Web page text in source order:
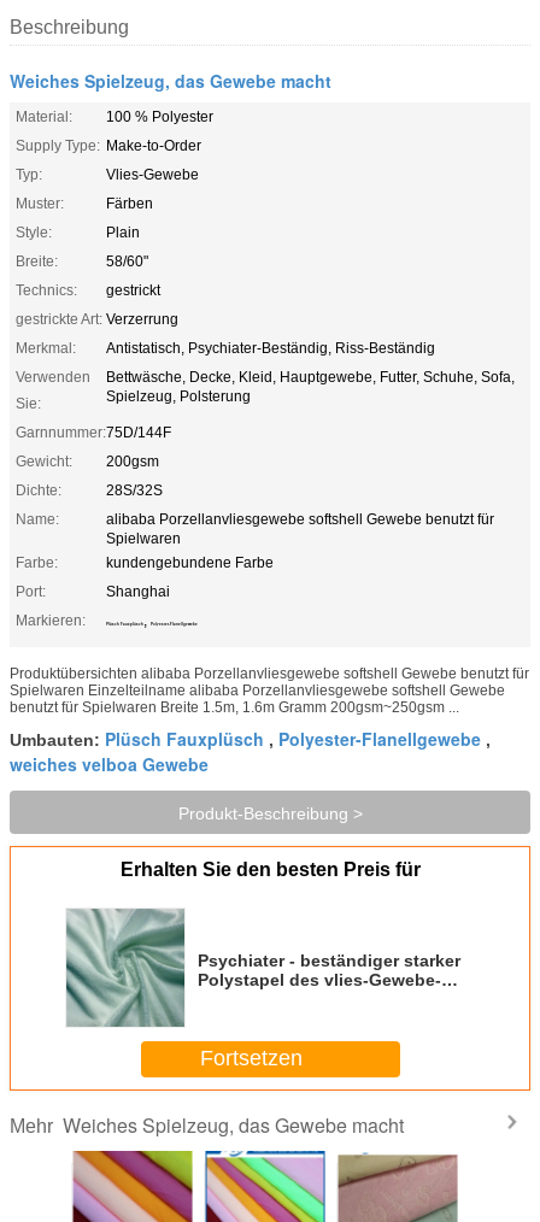
Beschreibung
Weiches Spielzeug, das Gewebe macht
Material:
100 % Polyester
Supply Type: Make-to-Order
Typ:
Vlies-Gewebe
Muster:
Färben
Style:
Plain
Breite:
58/60"
Technics:
gestrickt
gestrickte Art: Verzerrung
Merkmal:
Antistatisch, Psychiater-Beständig, Riss-Beständig
Verwenden
Sie:
Bettwäsche, Decke, Kleid, Hauptgewebe, Futter, Schuhe, Sofa,
Spielzeug, Polsterung
Garnnummer:75D/144F
Gewicht:
200gsm
Dichte:
28S/32S
Name:
alibaba Porzellanvliesgewebe softshell Gewebe benutzt für
Spielwaren
Farbe:
kundengebundene Farbe
Port:
Shanghai
Markieren:
Plüsch Fauxplüsch , Polyester-Flanellgewebe
Produktübersichten alibaba Porzellanvliesgewebe softshell Gewebe benutzt für
Spielwaren Einzelteilname alibaba Porzellanvliesgewebe softshell Gewebe
benutzt für Spielwaren Breite 1.5m, 1.6m Gramm 200gsm~250gsm ...
Umbauten: Plüsch Fauxplüsch , Polyester-Flanellgewebe ,
weiches velboa Gewebe
Produkt-Beschreibung >
Erhalten Sie den besten Preis für
Psychiater - beständiger starker
Polystapel des vlies-Gewebe-
Fortsetzen
Mehr Weiches Spielzeug, das Gewebe macht